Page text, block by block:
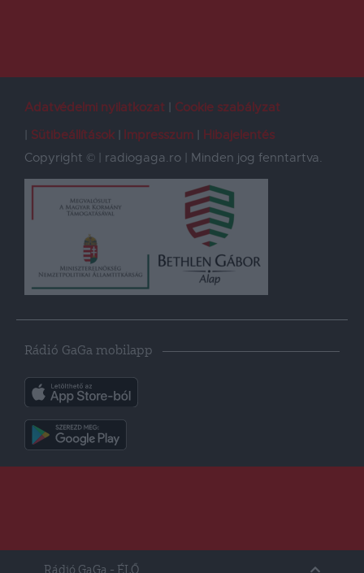
Adatvédelmi nyilatkozat
Cookie szabályzat
Sütibeállítások
Impresszum
Hibajelentés
Copyright © | radiogaga.ro | Minden jog fenntartva.
Rádió GaGa mobilapp
Rádió GaGa - ÉLŐ